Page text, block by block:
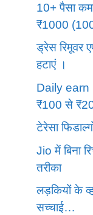
10+ पैसा
₹1000
ड्रेस रिमूवर
हटाएं ।
Daily earn
₹100 से
टेरेसा
Jio में बिना
तरीका
लड़कियों के
सच्चाई…